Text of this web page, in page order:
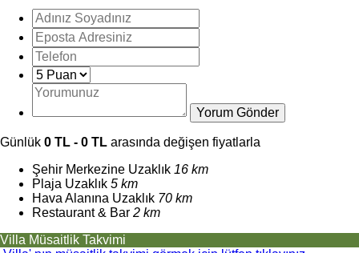
Günlük 0 TL - 0 TL arasında değişen fiyatlarla
Şehir Merkezine Uzaklık 16 km
Plaja Uzaklık 5 km
Hava Alanına Uzaklık 70 km
Restaurant & Bar 2 km
Villa Müsaitlik Takvimi